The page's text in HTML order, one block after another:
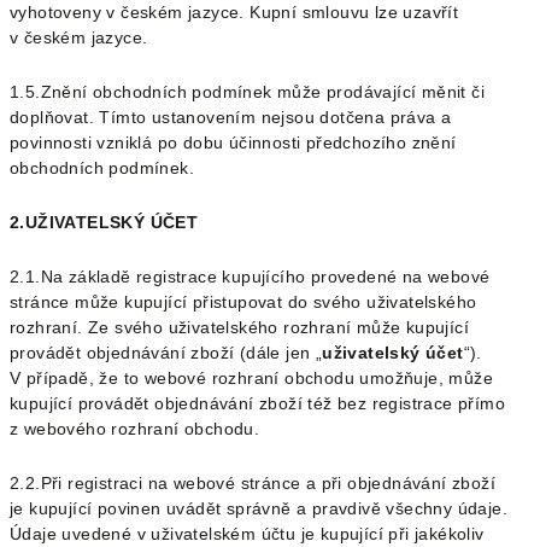
vyhotoveny v českém jazyce. Kupní smlouvu lze uzavřít
v českém jazyce.
1.5.Znění obchodních podmínek může prodávající měnit či
doplňovat. Tímto ustanovením nejsou dotčena práva a
povinnosti vzniklá po dobu účinnosti předchozího znění
obchodních podmínek.
2.UŽIVATELSKÝ ÚČET
2.1.Na základě registrace kupujícího provedené na webové
stránce může kupující přistupovat do svého uživatelského
rozhraní. Ze svého uživatelského rozhraní může kupující
provádět objednávání zboží (dále jen „uživatelský účet“).
V případě, že to webové rozhraní obchodu umožňuje, může
kupující provádět objednávání zboží též bez registrace přímo
z webového rozhraní obchodu.
2.2.Při registraci na webové stránce a při objednávání zboží
je kupující povinen uvádět správně a pravdivě všechny údaje.
Údaje uvedené v uživatelském účtu je kupující při jakékoliv